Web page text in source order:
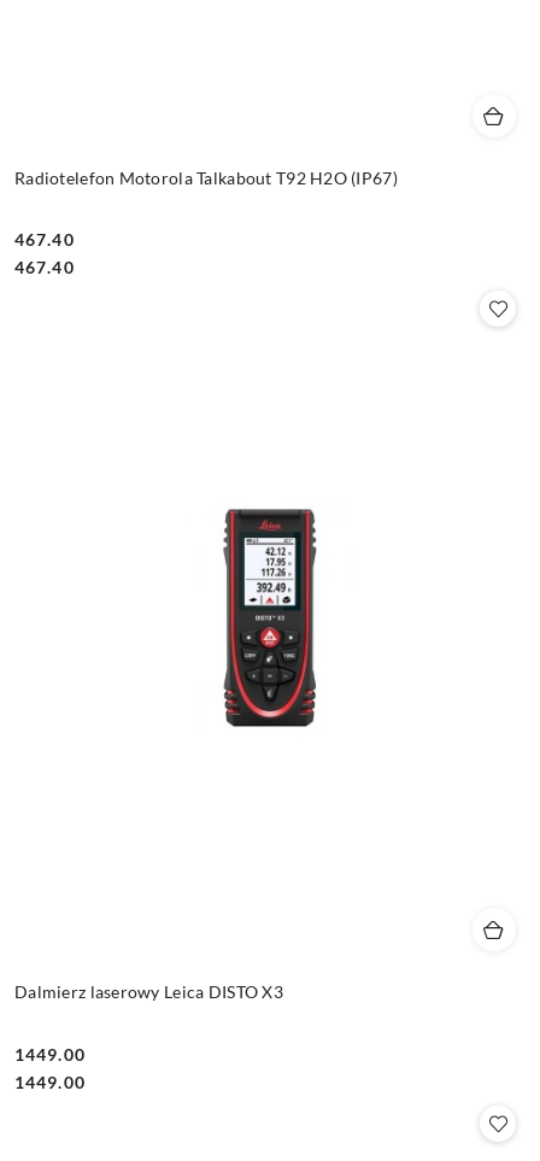
Radiotelefon Motorola Talkabout T92 H2O (IP67)
Cena:
467.40
Cena:
467.40
Dalmierz laserowy Leica DISTO X3
Cena:
1449.00
Cena:
1449.00